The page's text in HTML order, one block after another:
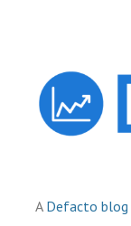
A Defacto blog